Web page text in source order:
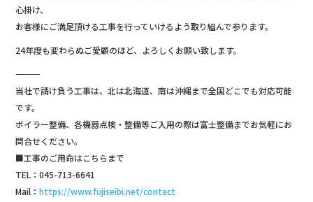
心掛け、
お客様にご満足頂ける工事を行っていけるよう取り組んで参ります。
24年度も変わらぬご愛顧のほど、よろしくお願い致します。
―――――――――――――
当社で請け負う工事は、北は北海道、南は沖縄まで全国どこでも対応可能
です。
ボイラー整備、各機器点検・整備等ご入用の際は富士整備までお気軽にお
問合せください。
■工事のご用命はこちらまで
TEL：045-713-6641
Mail：https://www.fujiseibi.net/contact